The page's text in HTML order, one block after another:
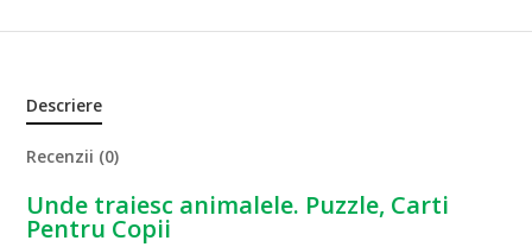
Descriere
Recenzii (0)
Unde traiesc animalele. Puzzle, Carti
Pentru Copii